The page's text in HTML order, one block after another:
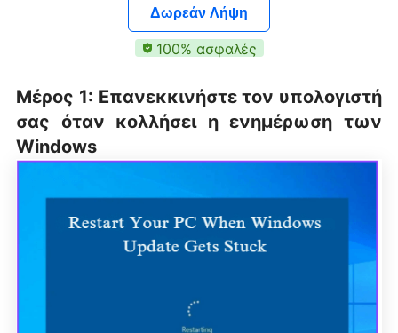
Δωρεάν Λήψη
100% ασφαλές
Μέρος 1: Επανεκκινήστε τον υπολογιστή
σας όταν κολλήσει η ενημέρωση των
Windows